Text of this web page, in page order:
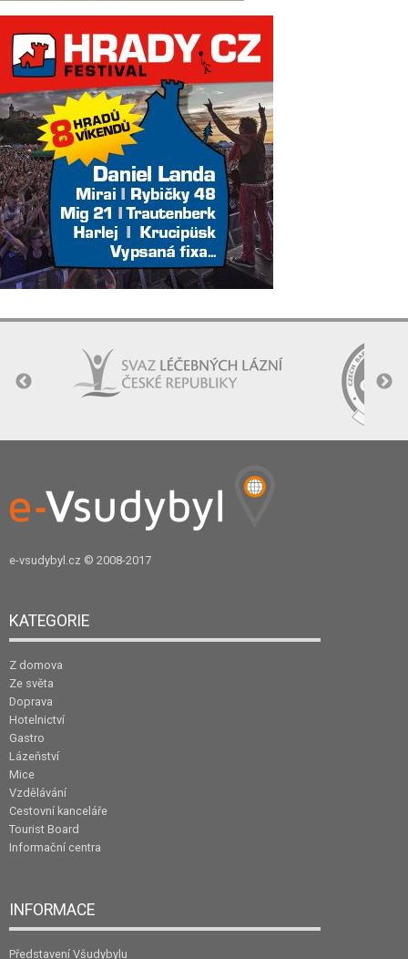
e-vsudybyl.cz © 2008-2017
KATEGORIE
Z domova
Ze světa
Doprava
Hotelnictví
Gastro
Lázeňství
Mice
Vzdělávání
Cestovní kanceláře
Tourist Board
Informační centra
INFORMACE
Představení Všudybylu